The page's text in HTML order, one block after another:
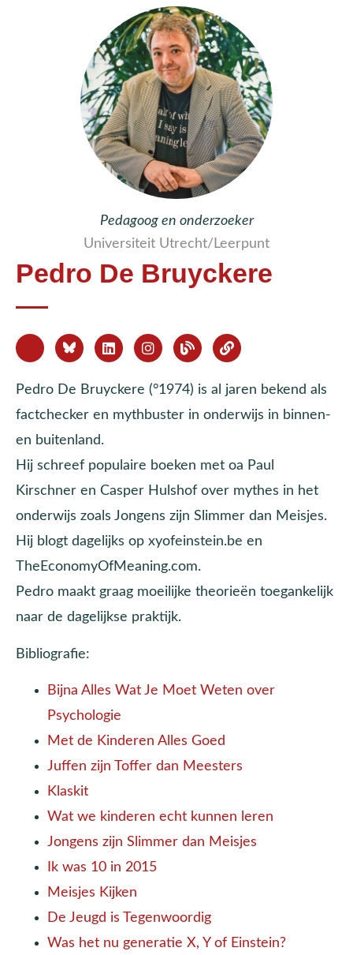
Pedagoog en onderzoeker
Universiteit Utrecht/Leerpunt
Pedro De Bruyckere
Pedro De Bruyckere (°1974) is al jaren bekend als
factchecker en mythbuster in onderwijs in binnen-
en buitenland.
Hij schreef populaire boeken met oa Paul
Kirschner en Casper Hulshof over mythes in het
onderwijs zoals Jongens zijn Slimmer dan Meisjes.
Hij blogt dagelijks op xyofeinstein.be en
TheEconomyOfMeaning.com.
Pedro maakt graag moeilijke theorieën toegankelijk
naar de dagelijkse praktijk.
Bibliografie:
Bijna Alles Wat Je Moet Weten over
Psychologie
Met de Kinderen Alles Goed
Juffen zijn Toffer dan Meesters
Klaskit
Wat we kinderen echt kunnen leren
Jongens zijn Slimmer dan Meisjes
Ik was 10 in 2015
Meisjes Kijken
De Jeugd is Tegenwoordig
Was het nu generatie X, Y of Einstein?